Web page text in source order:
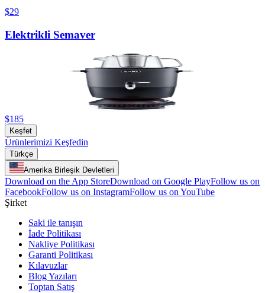
$29
Elektrikli Semaver
$185
Keşfet
Ürünlerimizi Keşfedin
Türkçe
Amerika Birleşik Devletleri
Download on the App StoreDownload on Google PlayFollow us on
FacebookFollow us on InstagramFollow us on YouTube
Şirket
Saki ile tanışın
İade Politikası
Nakliye Politikası
Garanti Politikası
Kılavuzlar
Blog Yazıları
Toptan Satış